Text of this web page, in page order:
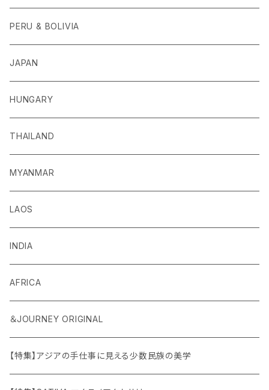
PERU & BOLIVIA
JAPAN
HUNGARY
THAILAND
MYANMAR
LAOS
INDIA
AFRICA
＆JOURNEY ORIGINAL
【特集】アジアの手仕事に見える少数民族の美学